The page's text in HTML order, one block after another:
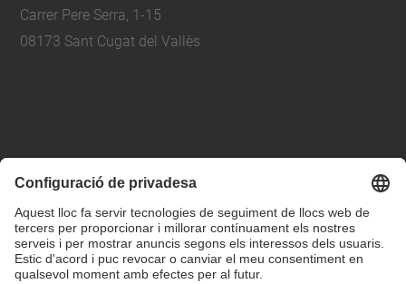
Carrer Pere Serra, 1-15
08173 Sant Cugat del Vallès
etsav@upc.edu
contacte